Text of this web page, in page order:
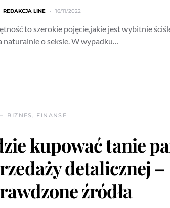
REDAKCJA LINE 16/11/2022
to szerokie pojęcie,jakie jest wybitnie
naturalnie o seksie. W wypadku…
BIZNES, FINANSE
kupować tanie
detalicznej –
źródła